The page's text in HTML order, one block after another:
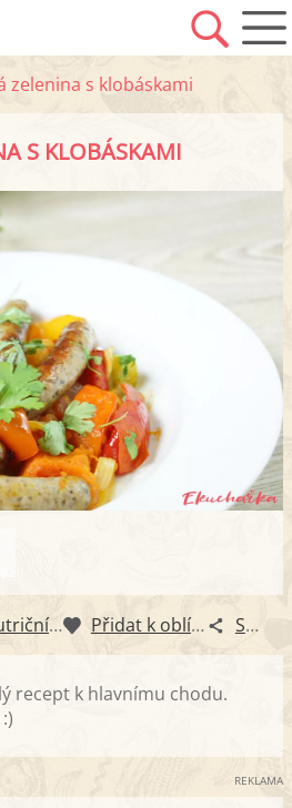
zelenina s klobáskami
S KLOBÁSKAMI
Zapsat do nutričního diáře Přidat k oblíbeným Sdílet
recept k hlavnímu chodu.
REKLAMA